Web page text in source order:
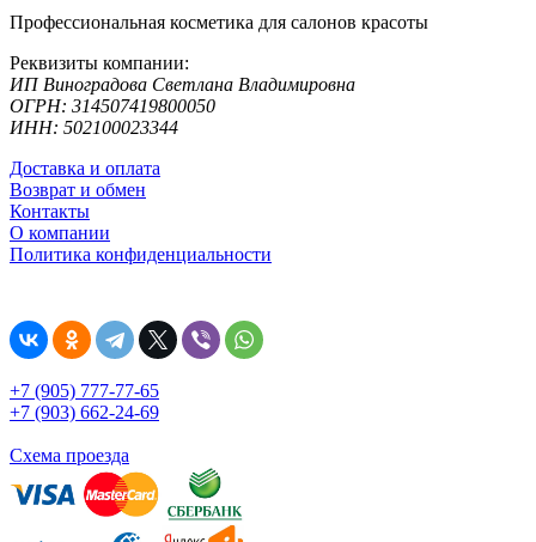
Профессиональная косметика для салонов красоты
Реквизиты компании:
ИП Виноградова Светлана Владимировна
ОГРН: 314507419800050
ИНН: 502100023344
Доставка и оплата
Возврат и обмен
Контакты
О компании
Политика конфиденциальности
+7 (905) 777-77-65
+7 (903) 662-24-69
Схема проезда